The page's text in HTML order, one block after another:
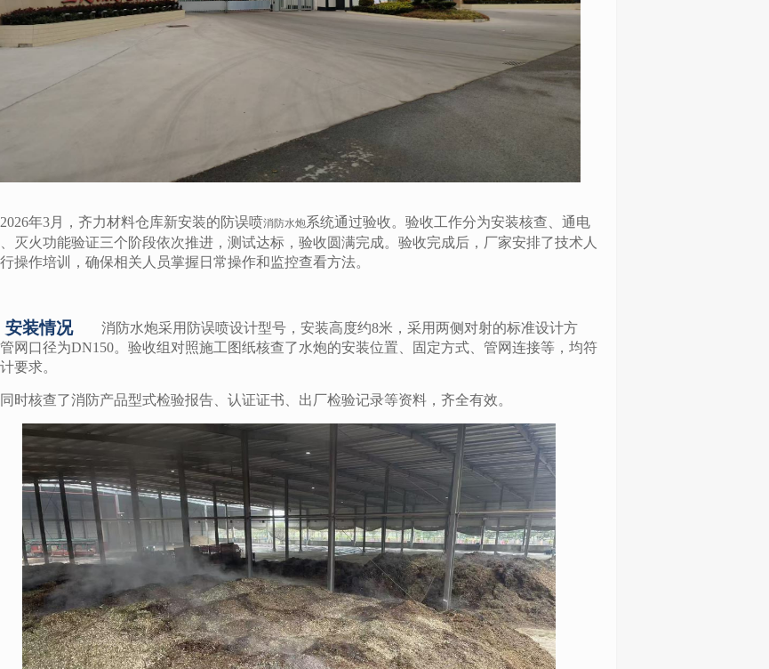
2026年3月，齐力材料仓库新安装的防误喷消防水炮系统通过验收。验收工作分为安装核查、通电
灭火功能验证三个阶段依次推进， 测试达标， 验收圆满完成。验收完成后，厂家安排了技术人
操作培训，确保相关人员掌握日常操作和监控查看方法。
安装情况
消防水炮采用防误喷设计型号，安装高度约8米，采用两侧对射的标准设计方
网口径为DN150。验收组对照施工图纸核查了水炮的安装位置、固定方式、管网连接等，均符
要求。
同时核查了消防产品型式检验报告、认证证书、出厂检验记录等资料，齐全有效。